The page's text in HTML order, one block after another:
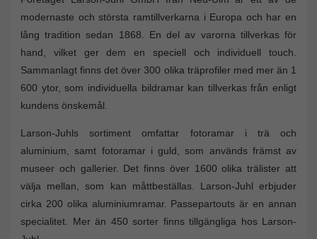
modernaste och största ramtillverkarna i Europa och har en
lång tradition sedan 1868. En del av varorna tillverkas för
hand, vilket ger dem en speciell och individuell touch.
Sammanlagt finns det över 300 olika träprofiler med mer än 1
600 ytor, som individuella bildramar kan tillverkas från enligt
kundens önskemål.
Larson-Juhls sortiment omfattar fotoramar i trä och
aluminium, samt fotoramar i guld, som används främst av
museer och gallerier. Det finns över 1600 olika trälister att
välja mellan, som kan måttbeställas. Larson-Juhl erbjuder
cirka 200 olika aluminiumramar. Passepartouts är en annan
specialitet. Mer än 450 sorter finns tillgängliga hos Larson-